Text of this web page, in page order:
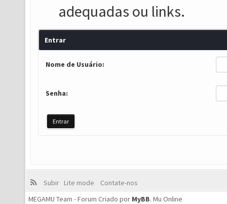
adequadas ou links.
Entrar
Nome de Usuário:
Senha:
Subir Lite mode
Contate-nos
MEGAMU Team - Forum Criado por MyBB. Mu Online